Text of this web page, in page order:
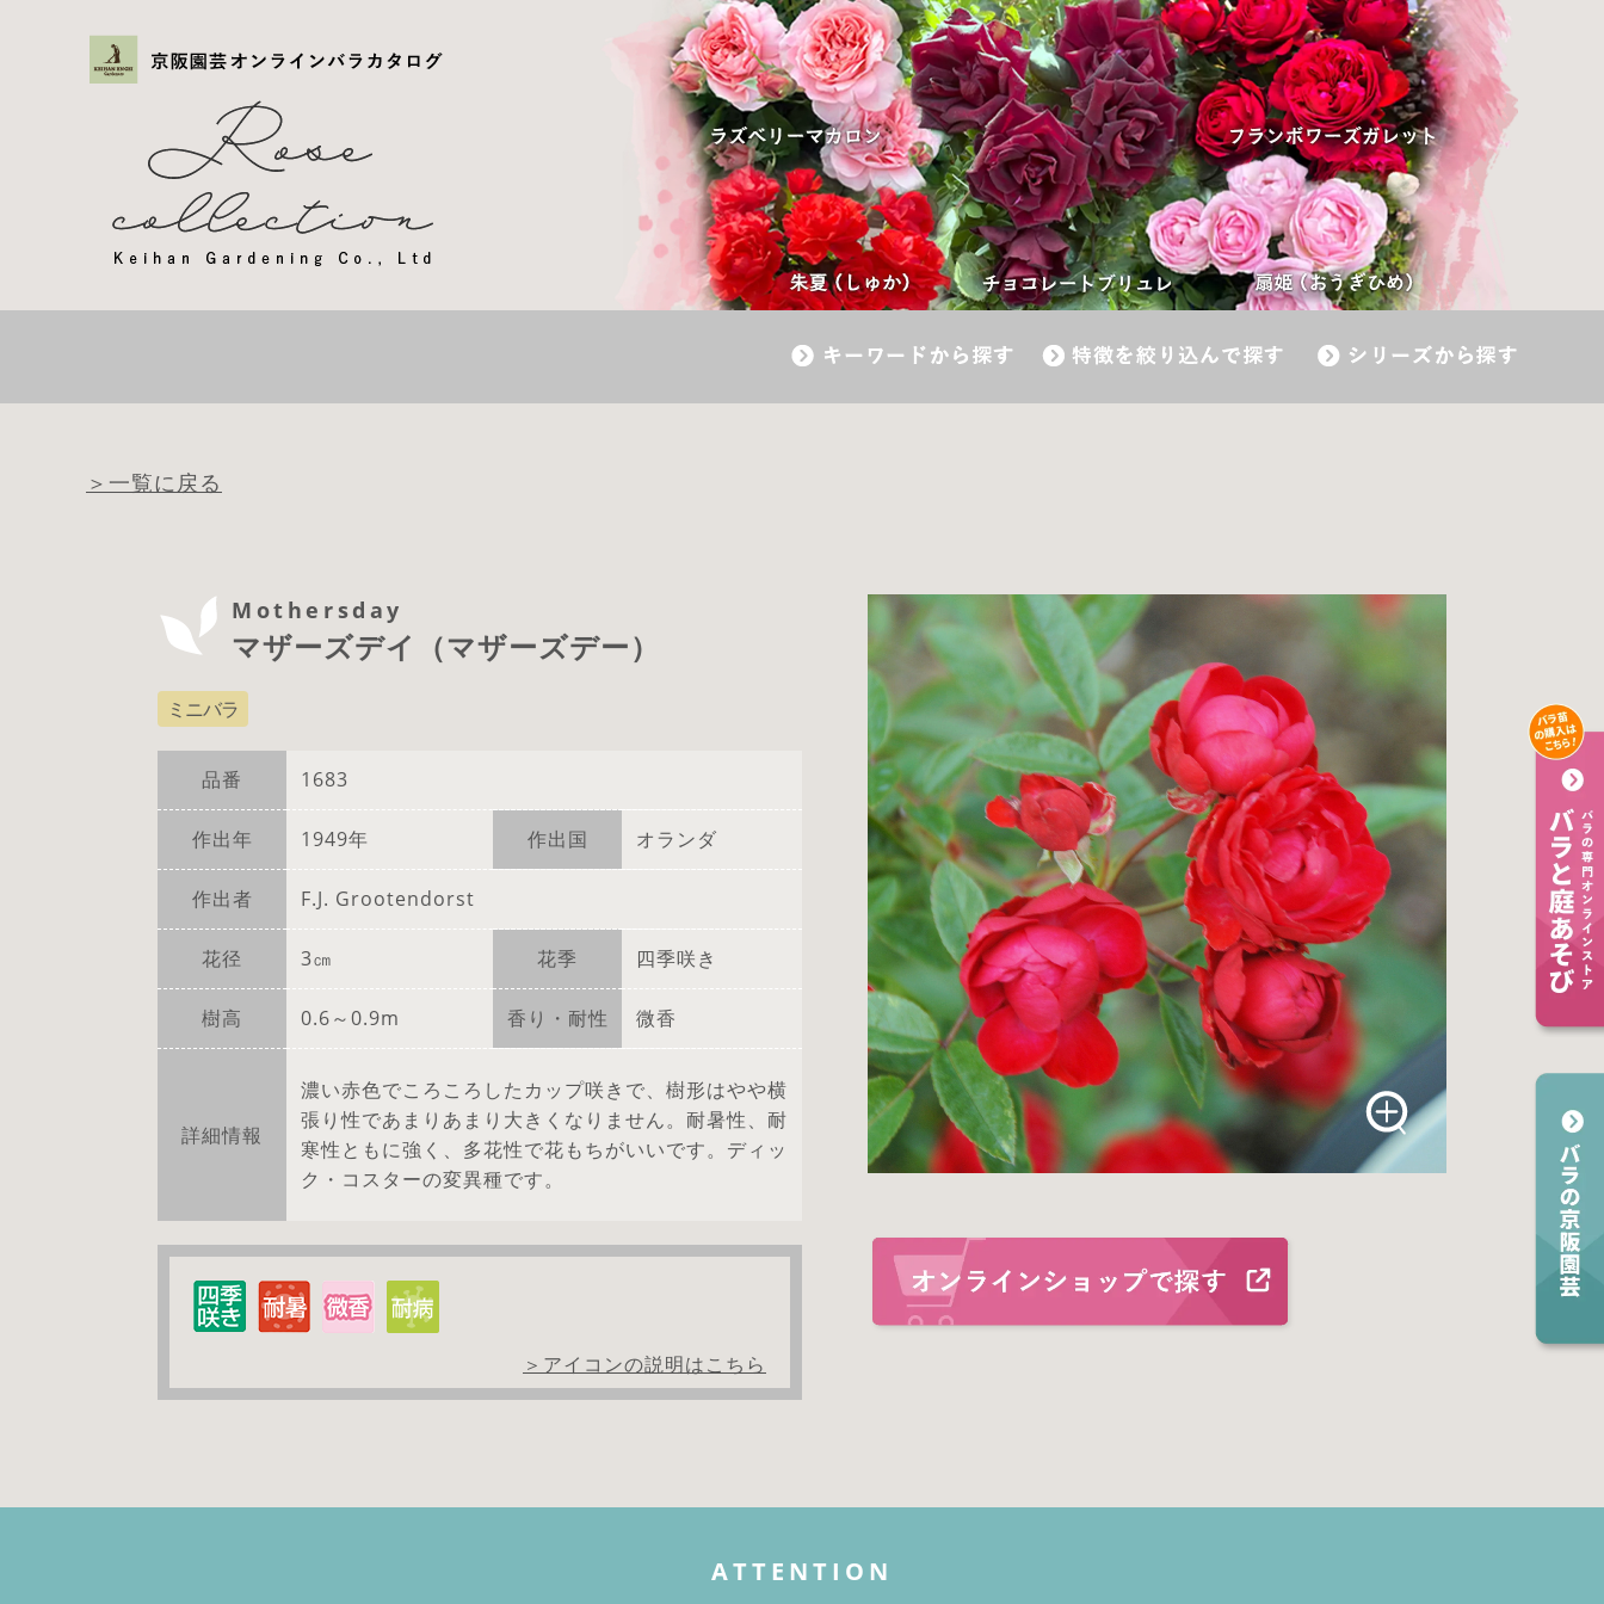
＞一覧に戻る
Mothersday
マザーズデイ（マザーズデー）
ミニバラ
品番 1683
作出年 1949年 作出国 オランダ
作出者 F.J. Grootendorst
花径 3㎝ 花季 四季咲き
樹高 0.6～0.9m 香り・耐性 微香
詳細情報
濃い赤色でころころしたカップ咲きで、樹形はやや横
張り性であまりあまり大きくなりません。耐暑性、耐
寒性ともに強く、多花性で花もちがいいです。ディッ
ク・コスターの変異種です。
＞アイコンの説明はこちら
ATTENTION